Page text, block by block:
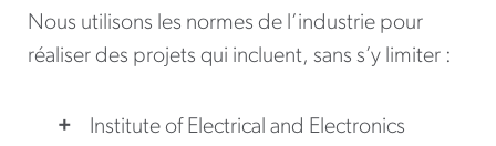
Nous utilisons les normes de l’industrie pour
réaliser des projets qui incluent, sans s’y limiter :
Institute of Electrical and Electronics